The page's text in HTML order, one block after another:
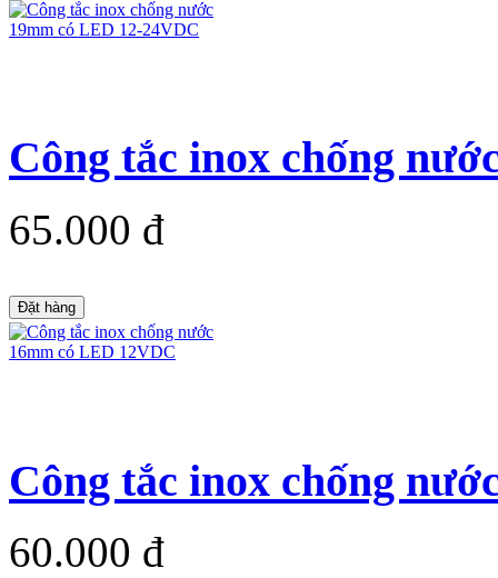
Công tắc inox chống
65.000 đ
Đặt hàng
Công tắc inox chống
60.000 đ